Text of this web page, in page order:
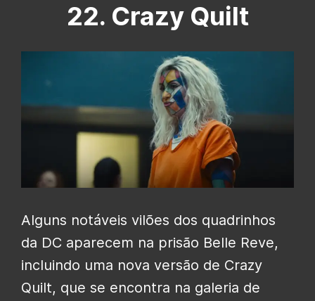
22. Crazy Quilt
Alguns notáveis ​​vilões dos quadrinhos
da DC aparecem na prisão Belle Reve,
incluindo uma nova versão de Crazy
Quilt, que se encontra na galeria de